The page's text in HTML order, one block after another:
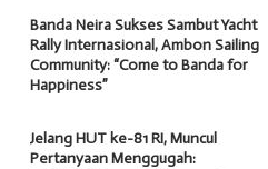
Banda Neira Sukses Sambut Yacht
Rally Internasional, Ambon Sailing
Community: “Come to Banda for
Happiness”
Jelang HUT ke-81 RI, Muncul
Pertanyaan Menggugah: